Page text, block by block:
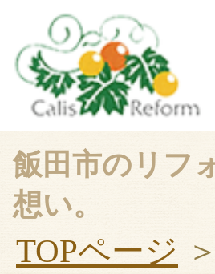
飯田市のリフ
想い。
TOPページ ＞